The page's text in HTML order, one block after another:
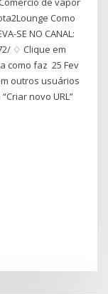
Como
SE NO CANAL:
♢ Clique em
como faz 25 Fev
outros usuários
novo URL”